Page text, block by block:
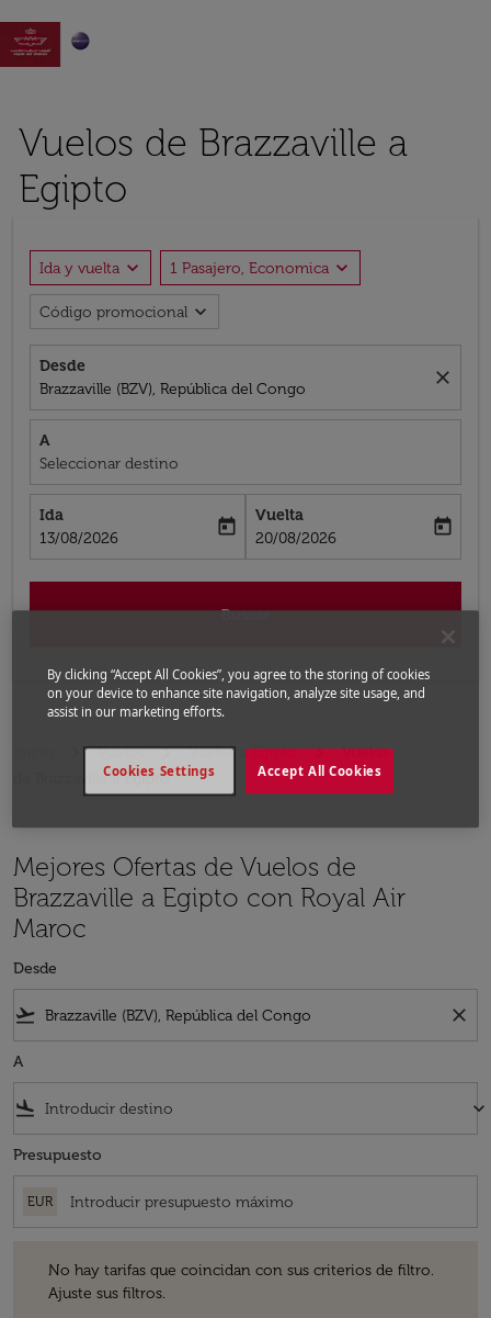

Vuelos de Brazzaville a
Egipto
Ida y vuelta expand_more 1 Pasajero, Economica expand_more
Código promocional expand_more
Desde
Brazzaville (BZV), República del Congo
close
A
Seleccionar destino
Ida
fc-booking-departure-date-aria-label
13/08/2026
today
Vuelta
fc-booking-return-date-aria-label
20/08/2026
today
Buscar
Vuelos Vuelos a Egipto
Vuelos
de Brazzaville a Egipto
Mejores Ofertas de Vuelos de
Brazzaville a Egipto con Royal Air
Maroc
Desde
flight_takeoff close
A
flight_land keyboard_arrow_down
Presupuesto
EUR
No hay tarifas que coincidan con sus criterios de filtro.
Ajuste sus filtros.
By clicking “Accept All Cookies”, you agree to the storing of cookies
on your device to enhance site navigation, analyze site usage, and
assist in our marketing efforts.
Accept All Cookies
Cookies Settings